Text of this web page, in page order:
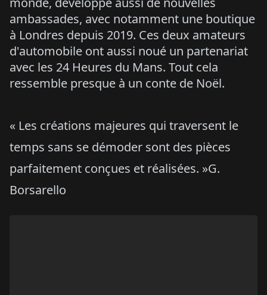
ambassades, avec notamment une boutique
à Londres depuis 2019. Ces deux amateurs
d'automobile ont aussi noué un partenariat
avec les 24 Heures du Mans. Tout cela
ressemble presque à un conte de Noël.
« Les créations majeures qui traversent le
temps sans se démoder sont des pièces
parfaitement conçues et réalisées. »G.
Borsarello